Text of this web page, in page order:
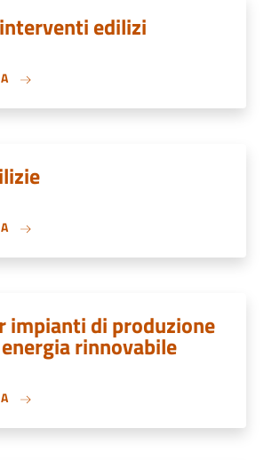
edilizi
impianti di produzione
rinnovabile